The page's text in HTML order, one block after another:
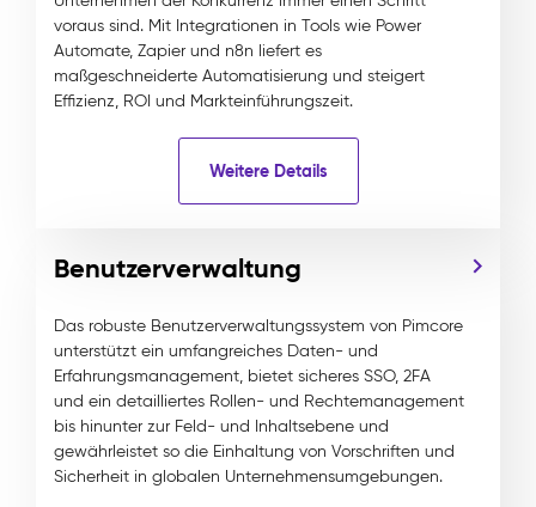
voraus sind. Mit Integrationen in Tools wie Power
Automate, Zapier und n8n liefert es
maßgeschneiderte Automatisierung und steigert
Effizienz, ROI und Markteinführungszeit.
Weitere Details
Benutzerverwaltung
Das robuste Benutzerverwaltungssystem von Pimcore
unterstützt ein umfangreiches Daten- und
Erfahrungsmanagement, bietet sicheres SSO, 2FA
und ein detailliertes Rollen- und Rechtemanagement
bis hinunter zur Feld- und Inhaltsebene und
gewährleistet so die Einhaltung von Vorschriften und
Sicherheit in globalen Unternehmensumgebungen.